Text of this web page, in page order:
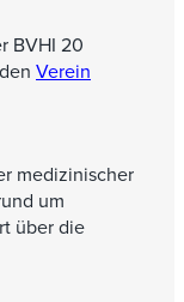
BVHI 20
Verein
medizinischer
um
über die